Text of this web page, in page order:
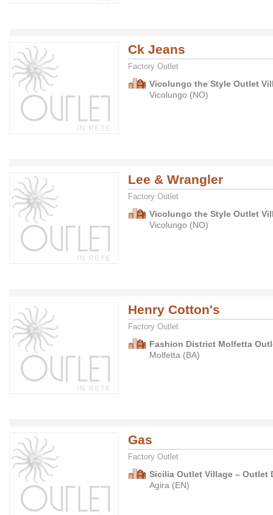
Ck Jeans
Factory Outlet
Vicolungo the Style Outlet
Vicolungo (NO)
Lee & Wrangler
Factory Outlet
Vicolungo the Style Outlet
Vicolungo (NO)
Henry Cotton's
Factory Outlet
Fashion District Molfetta
Molfetta (BA)
Gas
Factory Outlet
Sicilia Outlet Village – Outlet
Agira (EN)